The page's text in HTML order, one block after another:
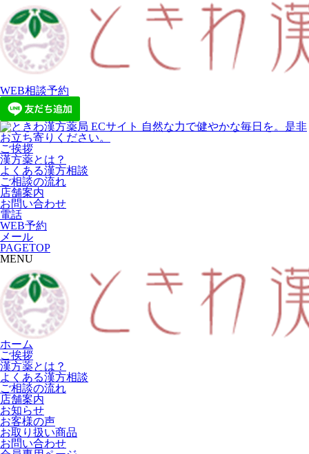
WEB相談予約
ご挨拶
漢方薬とは？
よくある漢方相談
ご相談の流れ
店舗案内
お問い合わせ
電話
WEB予約
メール
PAGETOP
MENU
ホーム
ご挨拶
漢方薬とは？
よくある漢方相談
ご相談の流れ
店舗案内
お知らせ
お客様の声
お取り扱い商品
お問い合わせ